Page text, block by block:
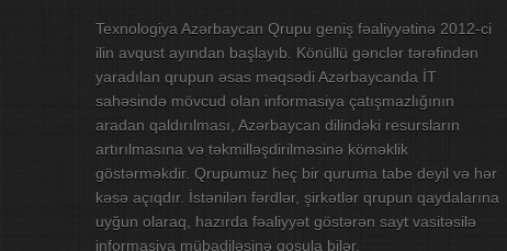
Texnologiya Azərbaycan Qrupu geniş fəaliyyətinə 2012-ci
ilin avqust ayından başlayıb. Könüllü gənclər tərəfindən
yaradılan qrupun əsas məqsədi Azərbaycanda İT
sahəsində mövcud olan informasiya çatışmazlığının
aradan qaldırılması, Azərbaycan dilindəki resursların
artırılmasına və təkmilləşdirilməsinə köməklik
göstərməkdir. Qrupumuz heç bir quruma tabe deyil və hər
kəsə açıqdır. İstənilən fərdlər, şirkətlər qrupun qaydalarına
uyğun olaraq, hazırda fəaliyyət göstərən sayt vasitəsilə
informasiya mübadiləsinə qoşula bilər.